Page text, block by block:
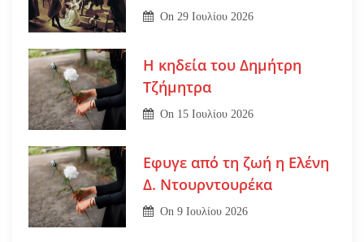
On29 Ιουλίου 2026
Η κηδεία του Δημήτρη
Τζήμητρα
On 15 Ιουλίου 2026
Εφυγε από τη ζωή η Ελένη
Δ. Ντουρντουρέκα
On9 Ιουλίου 2026